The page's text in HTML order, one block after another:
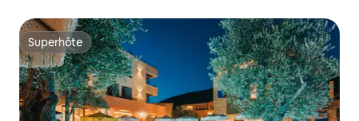
Superhôte
Superhôte